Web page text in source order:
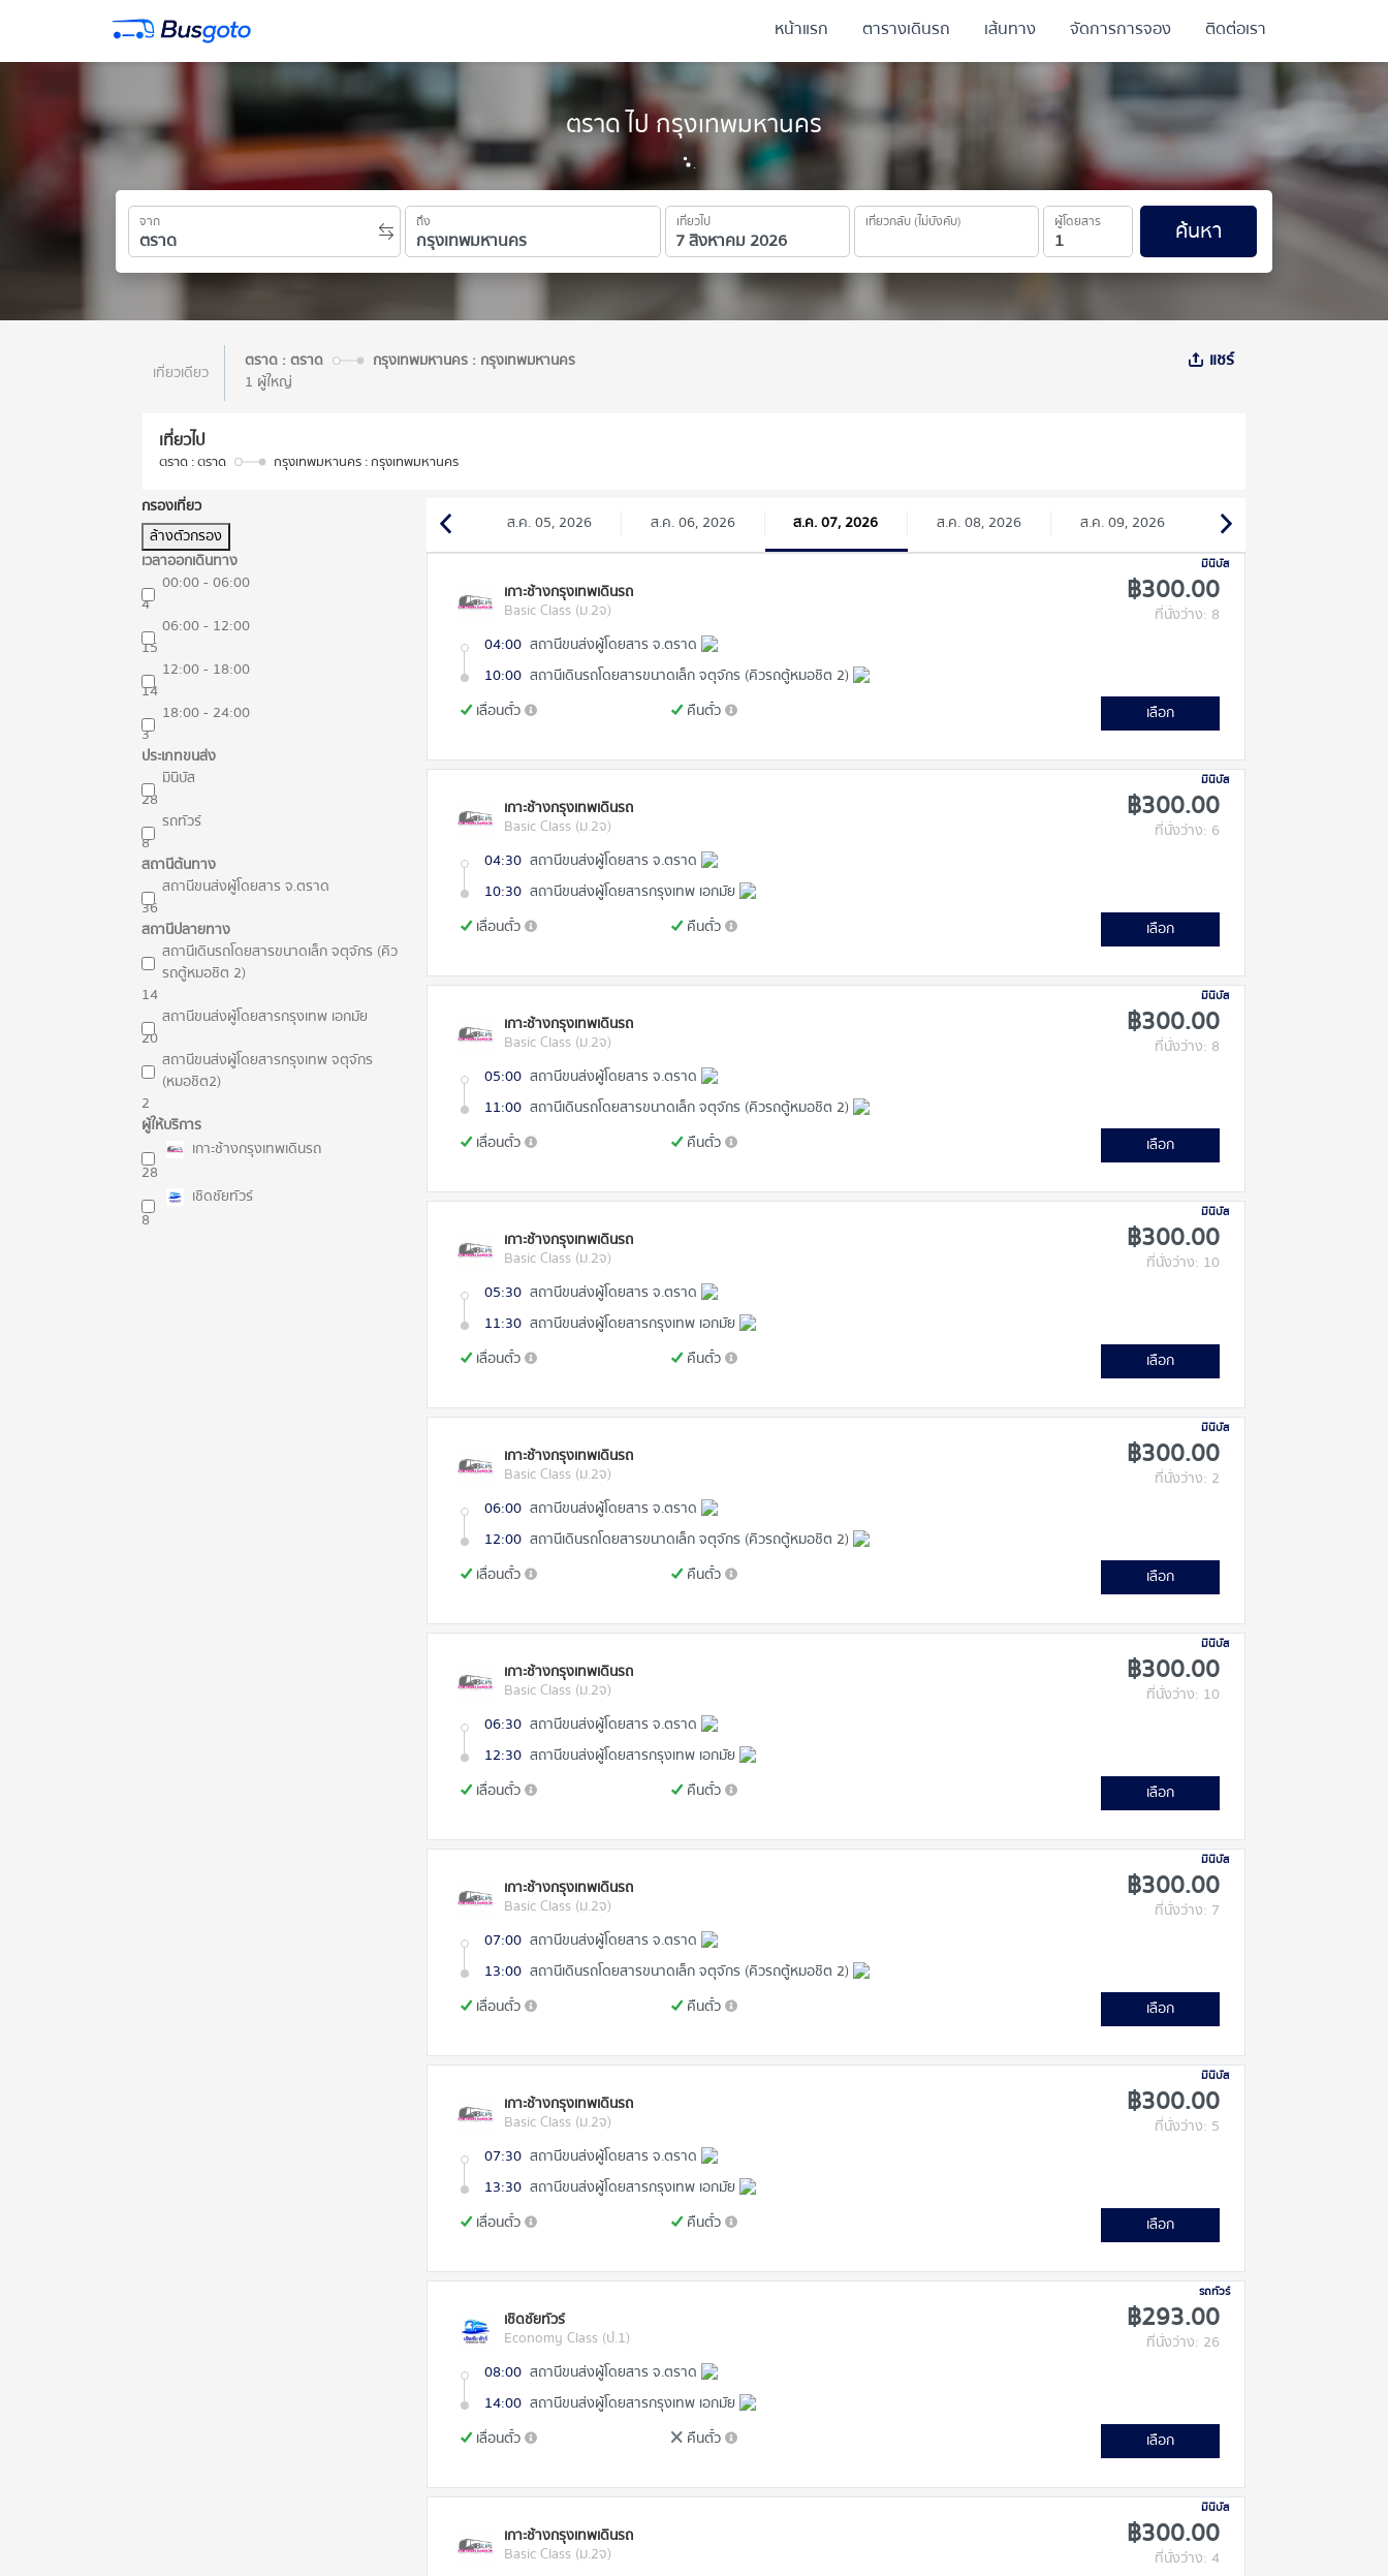
ตราด ไป กรุงเทพมหานคร
จาก ถึง เที่ยวไป เที่ยวกลับ (ไม่บังคับ) ผู้โดยสาร ค้นหา
หน้าแรก ตารางเดินรถ เส้นทาง จัดการการจอง ติดต่อเรา
เที่ยวเดียว
ตราด : ตราด
กรุงเทพมหานคร : กรุงเทพมหานคร
1 ผู้ใหญ่
แชร์
เที่ยวไป
ตราด : ตราด กรุงเทพมหานคร : กรุงเทพมหานคร
กรองเที่ยว
ล้างตัวกรอง
เวลาออกเดินทาง
00:00 - 06:00
4
06:00 - 12:00
15
12:00 - 18:00
14
18:00 - 24:00
3
ประเภทขนส่ง
มินิบัส
28
รถทัวร์
8
สถานีต้นทาง
สถานีขนส่งผู้โดยสาร จ.ตราด
36
สถานีปลายทาง
สถานีเดินรถโดยสารขนาดเล็ก จตุจักร (คิว
รถตู้หมอชิต 2)
14
สถานีขนส่งผู้โดยสารกรุงเทพ เอกมัย
20
สถานีขนส่งผู้โดยสารกรุงเทพ จตุจักร
(หมอชิต2)
2
ผู้ให้บริการ
เกาะช้างกรุงเทพเดินรถ
28
เชิดชัยทัวร์
8
ส.ค. 05, 2026 ส.ค. 06, 2026 ส.ค. 07, 2026 ส.ค. 08, 2026 ส.ค. 09, 2026
มินิบัส
เกาะช้างกรุงเทพเดินรถ
Basic Class (ม.2จ)
฿300.00
ที่นั่งว่าง: 8
04:00 สถานีขนส่งผู้โดยสาร จ.ตราด
10:00 สถานีเดินรถโดยสารขนาดเล็ก จตุจักร (คิวรถตู้หมอชิต 2)
เลื่อนตั๋ว
คืนตั๋ว เลือก
มินิบัส
เกาะช้างกรุงเทพเดินรถ
Basic Class (ม.2จ)
฿300.00
ที่นั่งว่าง: 6
04:30 สถานีขนส่งผู้โดยสาร จ.ตราด
10:30 สถานีขนส่งผู้โดยสารกรุงเทพ เอกมัย
เลื่อนตั๋ว
คืนตั๋ว เลือก
มินิบัส
เกาะช้างกรุงเทพเดินรถ
Basic Class (ม.2จ)
฿300.00
ที่นั่งว่าง: 8
05:00 สถานีขนส่งผู้โดยสาร จ.ตราด
11:00 สถานีเดินรถโดยสารขนาดเล็ก จตุจักร (คิวรถตู้หมอชิต 2)
เลื่อนตั๋ว
คืนตั๋ว เลือก
มินิบัส
เกาะช้างกรุงเทพเดินรถ
Basic Class (ม.2จ)
฿300.00
ที่นั่งว่าง: 10
05:30 สถานีขนส่งผู้โดยสาร จ.ตราด
11:30 สถานีขนส่งผู้โดยสารกรุงเทพ เอกมัย
เลื่อนตั๋ว
คืนตั๋ว เลือก
มินิบัส
เกาะช้างกรุงเทพเดินรถ
Basic Class (ม.2จ)
฿300.00
ที่นั่งว่าง: 2
06:00 สถานีขนส่งผู้โดยสาร จ.ตราด
12:00 สถานีเดินรถโดยสารขนาดเล็ก จตุจักร (คิวรถตู้หมอชิต 2)
เลื่อนตั๋ว
คืนตั๋ว เลือก
มินิบัส
เกาะช้างกรุงเทพเดินรถ
Basic Class (ม.2จ)
฿300.00
ที่นั่งว่าง: 10
06:30 สถานีขนส่งผู้โดยสาร จ.ตราด
12:30 สถานีขนส่งผู้โดยสารกรุงเทพ เอกมัย
เลื่อนตั๋ว
คืนตั๋ว เลือก
มินิบัส
เกาะช้างกรุงเทพเดินรถ
Basic Class (ม.2จ)
฿300.00
ที่นั่งว่าง: 7
07:00 สถานีขนส่งผู้โดยสาร จ.ตราด
13:00 สถานีเดินรถโดยสารขนาดเล็ก จตุจักร (คิวรถตู้หมอชิต 2)
เลื่อนตั๋ว
คืนตั๋ว เลือก
มินิบัส
เกาะช้างกรุงเทพเดินรถ
Basic Class (ม.2จ)
฿300.00
ที่นั่งว่าง: 5
07:30 สถานีขนส่งผู้โดยสาร จ.ตราด
13:30 สถานีขนส่งผู้โดยสารกรุงเทพ เอกมัย
เลื่อนตั๋ว
คืนตั๋ว เลือก
รถทัวร์
เชิดชัยทัวร์
Economy Class (ป.1)
฿293.00
ที่นั่งว่าง: 26
08:00 สถานีขนส่งผู้โดยสาร จ.ตราด
14:00 สถานีขนส่งผู้โดยสารกรุงเทพ เอกมัย
เลื่อนตั๋ว
คืนตั๋ว เลือก
มินิบัส
เกาะช้างกรุงเทพเดินรถ
Basic Class (ม.2จ)
฿300.00
ที่นั่งว่าง: 4